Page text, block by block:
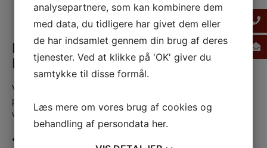
Praktisk VVS-arbejde i
Frederikssund
Vi udfører VVS-opgaver i alle områder af Frederikssund for både
private boligejere og virksomheder. Her er et udsnit af de opgaver,
vi oftest tager hånd om:
analysepartnere, som kan kombinere dem
med data, du tidligere har givet dem eller
de har indsamlet gennem din brug af deres
tjenester. Ved at klikke på 'OK' giver du
samtykke til disse formål.
Læs mere om vores brug af cookies og
behandling af persondata her.